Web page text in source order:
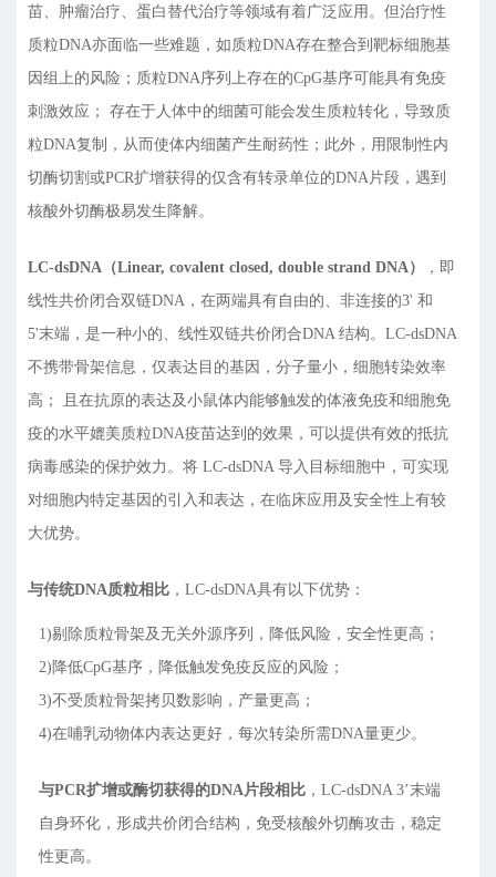
苗、肿瘤治疗、蛋白替代治疗等领域有着广泛应用。但治疗性
质粒DNA亦面临一些难题，如质粒DNA存在整合到靶标细胞基
因组上的风险；质粒DNA序列上存在的CpG基序可能具有免疫
刺激效应； 存在于人体中的细菌可能会发生质粒转化，导致质
粒DNA复制，从而使体内细菌产生耐药性；此外，用限制性内
切酶切割或PCR扩增获得的仅含有转录单位的DNA片段，遇到
核酸外切酶极易发生降解。
LC-dsDNA（Linear, covalent closed, double strand DNA）
，即
线性共价闭合双链DNA，在两端具有自由的、非连接的3' 和
5'末端，是一种小的、线性双链共价闭合DNA 结构。LC-dsDNA
不携带骨架信息，仅表达目的基因，分子量小，细胞转染效率
高； 且在抗原的表达及小鼠体内能够触发的体液免疫和细胞免
疫的水平媲美质粒DNA疫苗达到的效果，可以提供有效的抵抗
病毒感染的保护效力。将 LC-dsDNA 导入目标细胞中，可实现
对细胞内特定基因的引入和表达，在临床应用及安全性上有较
大优势。
与传统DNA质粒相比 ，LC-dsDNA具有以下优势：
1)剔除质粒骨架及无关外源序列，降低风险，安全性更高；
2)降低CpG基序，降低触发免疫反应的风险；
3)不受质粒骨架拷贝数影响，产量更高；
4)在哺乳动物体内表达更好，每次转染所需DNA量更少。
与PCR扩增或酶切获得的DNA片段相比 ，LC-dsDNA 3’末端
自身环化，形成共价闭合结构，免受核酸外切酶攻击，稳定
性更高。